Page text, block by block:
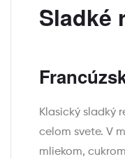
Sladké
Klasický sladký
celom svete. V
mliekom,